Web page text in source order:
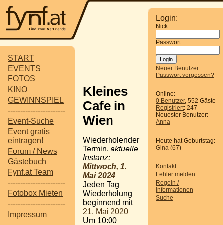
START
EVENTS
FOTOS
KINO
GEWINNSPIEL
-----------------------
Event-Suche
Event gratis
eintragen!
Forum / News
Gästebuch
Fynf.at Team
-----------------------
Fotobox Mieten
-----------------------
Impressum
Login:
Nick:
Passwort:
Neuer Benutzer
Passwort vergessen?
Online:
0 Benutzer, 552 Gäste
Registriert: 247
Neuester Benutzer:
Anna
Heute hat Geburtstag:
Gina (67)
Kontakt
Fehler melden
Regeln /
Informationen
Suche
Kleines
Cafe in
Wien
Wiederholender
Termin, aktuelle
Instanz:
Mittwoch, 1.
Mai 2024
Jeden Tag
Wiederholung
beginnend mit
21. Mai 2020
Um 10:00